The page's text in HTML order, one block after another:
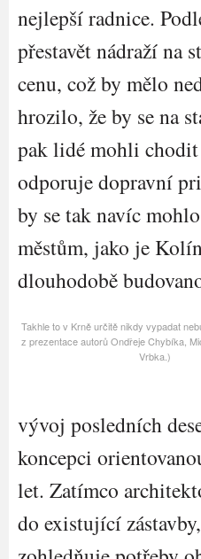
nejlepší radnice.
přestavět nádraží na
cenu, což by mělo
hrozilo, že by se na
pak lidé mohli chodit
odporuje dopravní
by se tak navíc
městům, jako je
dlouhodobě
Takhle to v Krně určitě nikdy vypadat
z prezentace autorů Ondřeje Chybíka,
Vrbka.)
vývoj posledních
koncepci
let. Zatímco
do existující